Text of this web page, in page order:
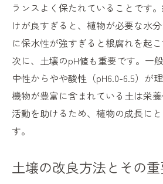
初心者が直面する土の問
失敗を避けるための土壌
家庭菜園の成功を左右す
充実した家庭菜園生活健康
秘密
健康な野菜を育てるため
長期にわたって健康な土
ランスよく保たれていることです
けが良すぎると、植物が必要な水
に保水性が強すぎると根腐れを起こ
次に、土壌のpH値も重要です。一
中性からやや酸性（pH6.0-6.5）が
機物が豊富に含まれている土は栄
活動を助けるため、植物の成長に
す。
土壌の改良方法とその